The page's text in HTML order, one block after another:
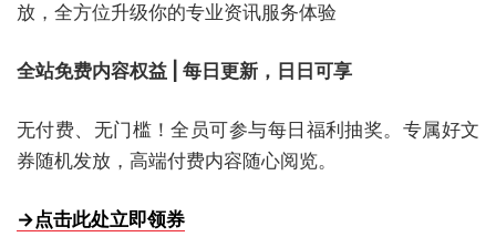
放，全方位升级你的专业资讯服务体验
全站免费内容权益 | 每日更新，日日可享
无付费、无门槛！全员可参与每日福利抽奖。专属好文
券随机发放，高端付费内容随心阅览。
→点击此处立即领券